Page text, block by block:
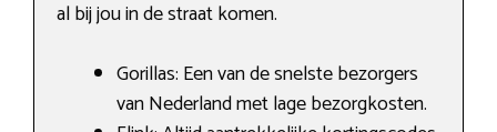
al bij jou in de straat komen.
Gorillas: Een van de snelste bezorgers
van Nederland met lage bezorgkosten.